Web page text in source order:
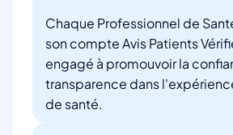
Chaque Professionnel de
son compte Avis Patients
engagé à promouvoir la
transparence dans
de santé.